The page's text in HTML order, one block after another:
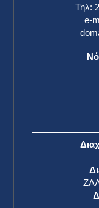
Τηλ:
e-